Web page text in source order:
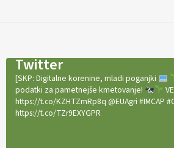
Twitter
[SKP: Digitalne korenine, mladi poganjki
podatki za pametnejše kmetovanje!
https://t.co/KZHTZmRp8q @EUAgri #IMCAP
https://t.co/TZr9EXYGPR